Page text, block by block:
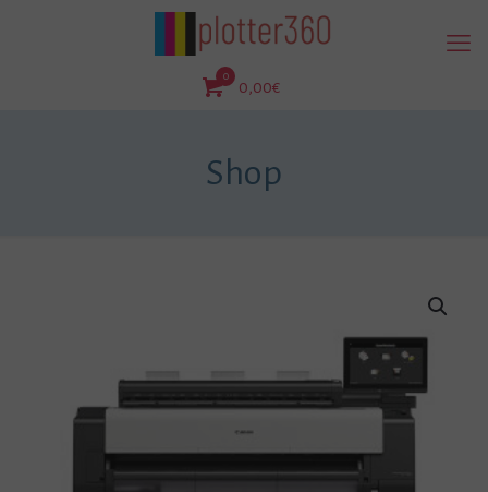
0
0,00€
Shop